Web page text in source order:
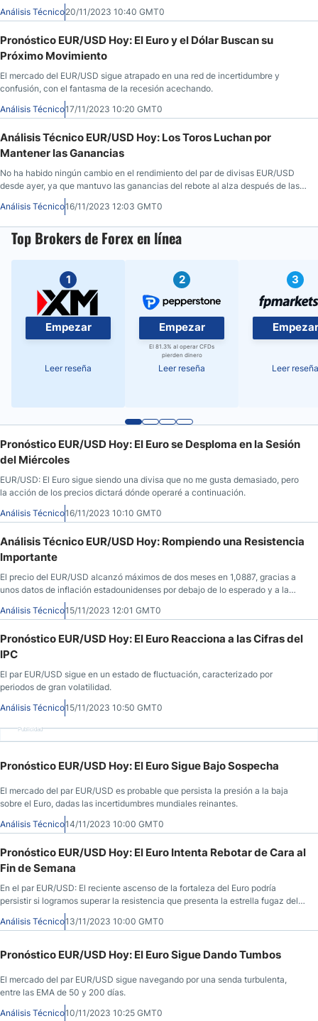
Análisis Técnico20/11/2023 10:40 GMT0
Pronóstico EUR/USD Hoy: El Euro y el Dólar Buscan su
Próximo Movimiento
El mercado del EUR/USD sigue atrapado en una red de incertidumbre y
confusión, con el fantasma de la recesión acechando.
Análisis Técnico17/11/2023 10:20 GMT0
Análisis Técnico EUR/USD Hoy: Los Toros Luchan por
Mantener las Ganancias
No ha habido ningún cambio en el rendimiento del par de divisas EUR/USD
desde ayer, ya que mantuvo las ganancias del rebote al alza después de las
cifras de inflación de EE.UU.
Análisis Técnico16/11/2023 12:03 GMT0
Top Brokers de Forex en línea
1
Empezar
Leer reseña
2
Empezar
El 81.3% al operar CFDs
pierden dinero
Leer reseña
3
Empezar
Leer reseña
Pronóstico EUR/USD Hoy: El Euro se Desploma en la Sesión
del Miércoles
EUR/USD: El Euro sigue siendo una divisa que no me gusta demasiado, pero
la acción de los precios dictará dónde operaré a continuación.
Análisis Técnico16/11/2023 10:10 GMT0
Análisis Técnico EUR/USD Hoy: Rompiendo una Resistencia
Importante
El precio del EUR/USD alcanzó máximos de dos meses en 1,0887, gracias a
unos datos de inflación estadounidenses por debajo de lo esperado y a la
mejora de la confianza alemana.
Análisis Técnico15/11/2023 12:01 GMT0
Pronóstico EUR/USD Hoy: El Euro Reacciona a las Cifras del
IPC
El par EUR/USD sigue en un estado de fluctuación, caracterizado por
periodos de gran volatilidad.
Análisis Técnico15/11/2023 10:50 GMT0
Publicidad
Pronóstico EUR/USD Hoy: El Euro Sigue Bajo Sospecha
El mercado del par EUR/USD es probable que persista la presión a la baja
sobre el Euro, dadas las incertidumbres mundiales reinantes.
Análisis Técnico14/11/2023 10:00 GMT0
Pronóstico EUR/USD Hoy: El Euro Intenta Rebotar de Cara al
Fin de Semana
En el par EUR/USD: El reciente ascenso de la fortaleza del Euro podría
persistir si logramos superar la resistencia que presenta la estrella fugaz del
Análisis Técnico13/11/2023 10:00 GMT0
Pronóstico EUR/USD Hoy: El Euro Sigue Dando Tumbos
El mercado del par EUR/USD sigue navegando por una senda turbulenta,
entre las EMA de 50 y 200 días.
Análisis Técnico10/11/2023 10:25 GMT0